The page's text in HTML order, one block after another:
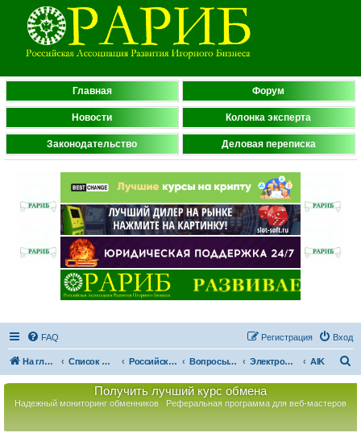
Главная Форум
Новости Колонка эксперта
Законодательство Деловая переписка
FAQ Вход
Регистрация
На главную Список форумов Российская Ассоциация Развития Игорного Бизнеса Вопросы по игорному оборудованию Электронные рулетки AIK
Получить лучший курс обмена
Надежный мониторинг обменников Реферальная программа для веб-мастеров